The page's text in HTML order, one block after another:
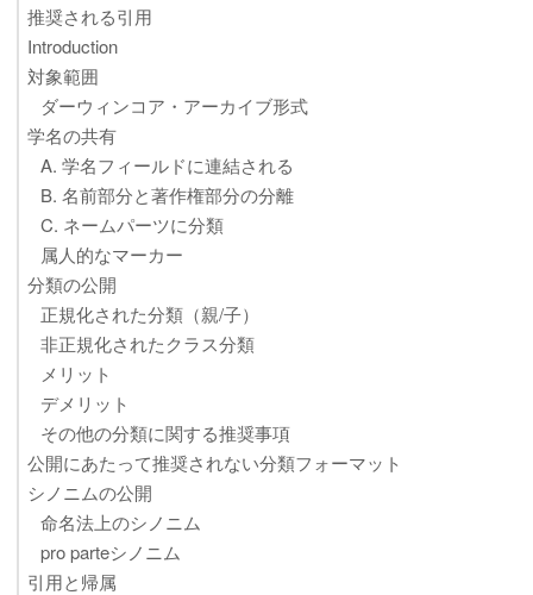
推奨される引用
Introduction
対象範囲
ダーウィンコア・アーカイブ形式
学名の共有
A. 学名フィールドに連結される
B. 名前部分と著作権部分の分離
C. ネームパーツに分類
属人的なマーカー
分類の公開
正規化された分類（親/子）
非正規化されたクラス分類
メリット
デメリット
その他の分類に関する推奨事項
公開にあたって推奨されない分類フォーマット
シノニムの公開
命名法上のシノニム
pro parteシノニム
引用と帰属